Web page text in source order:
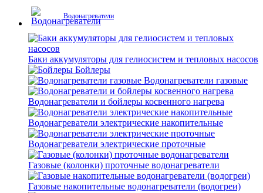
Водонагреватели
Баки аккумуляторы для гелиосистем и тепловых насосов
Бойлеры
Водонагреватели газовые
Водонагреватели и бойлеры косвенного нагрева
Водонагреватели электрические накопительные
Водонагреватели электрические проточные
Газовые (колонки) проточные водонагреватели
Газовые накопительные водонагреватели (водогреи)